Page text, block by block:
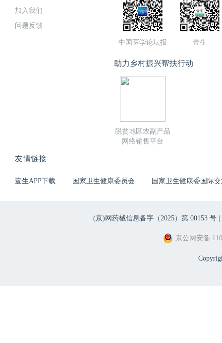
加入我们
问题反馈
中国医学论坛报 壹生
助力乡村振兴帮扶行动
脱贫地区农副产品
网络销售平台
友情链接
壹生APP下载 国家卫生健康委员会 国家卫生健康委国际
(京)网药械信息备字（2025）第 00153 号 |
京公网安备